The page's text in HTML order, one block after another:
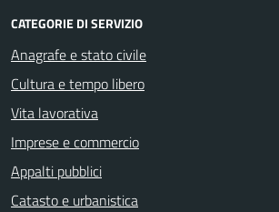
CATEGORIE DI SERVIZIO
Anagrafe e stato civile
Cultura e tempo libero
Vita lavorativa
Imprese e commercio
Appalti pubblici
Catasto e urbanistica